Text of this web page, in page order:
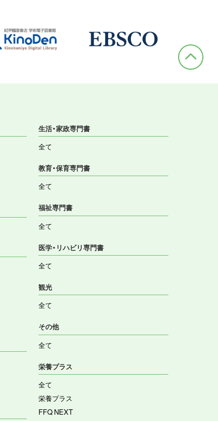
生活・家政専門書
全て
教育・保育専門書
全て
福祉専門書
全て
医学・リハビリ専門書
全て
観光
全て
その他
全て
栄養プラス
全て
栄養プラス
FFQ NEXT